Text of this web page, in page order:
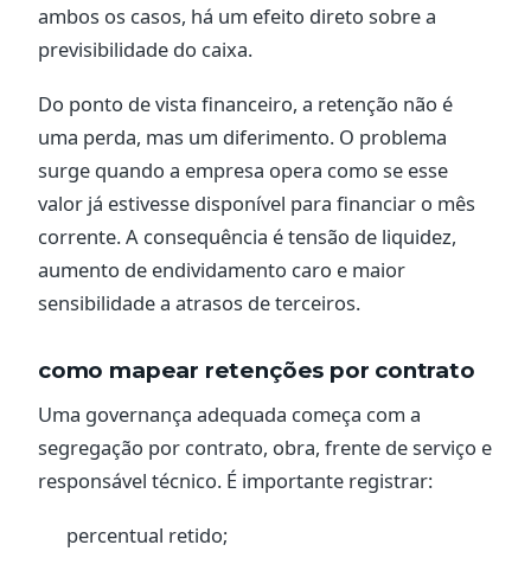
ambos os casos, há um efeito direto sobre a
previsibilidade do caixa.
Do ponto de vista financeiro, a retenção não é
uma perda, mas um diferimento. O problema
surge quando a empresa opera como se esse
valor já estivesse disponível para financiar o mês
corrente. A consequência é tensão de liquidez,
aumento de endividamento caro e maior
sensibilidade a atrasos de terceiros.
como mapear retenções por contrato
Uma governança adequada começa com a
segregação por contrato, obra, frente de serviço e
responsável técnico. É importante registrar:
percentual retido;